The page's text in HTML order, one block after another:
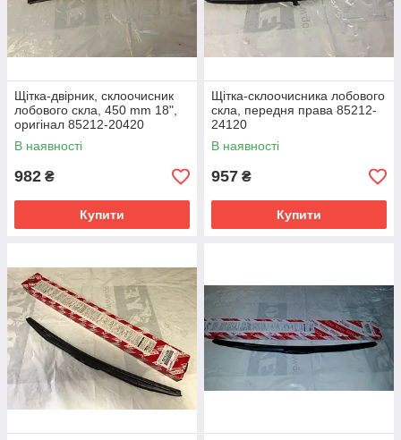
Щітка-двірник, склоочисник
лобового скла, 450 mm 18",
оригінал 85212-20420
В наявності
982 ₴
Купити
Щітка-склоочисника лобового
скла, передня права 85212-
24120
В наявності
957 ₴
Купити